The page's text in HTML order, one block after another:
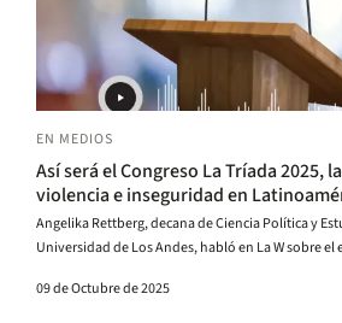
EN MEDIOS
Así será el Congreso La Tríada 2025,
violencia e inseguridad en
Angelika Rettberg, decana de Ciencia Política y
Universidad de Los Andes, habló en La W sobre el
09 de Octubre de 2025